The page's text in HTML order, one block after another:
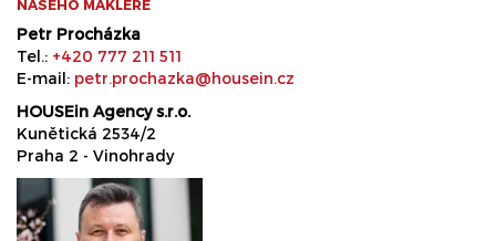
NAŠEHO MAKLÉŘE
Petr Procházka
Tel.: +420 777 211 511
E-mail: petr.prochazka@housein.cz
HOUSEin Agency s.r.o.
Kunětická 2534/2
Praha 2 - Vinohrady